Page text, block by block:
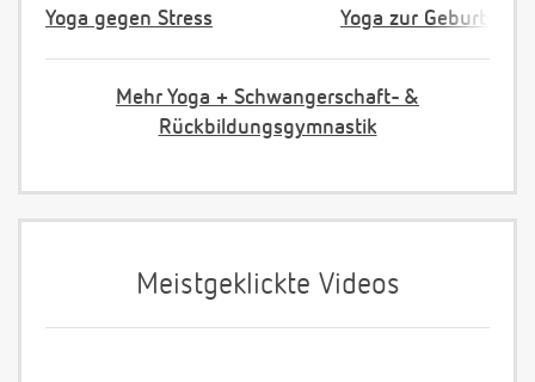
Yoga gegen Stress Yoga zur
Mehr Yoga + Schwangerschaft- &
Rückbildungsgymnastik
Meistgeklickte Videos